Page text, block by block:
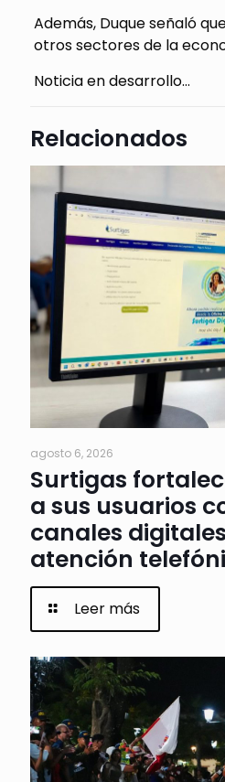
Además, Duque señaló
otros sectores de la
Noticia en desarrollo…
Relacionados
agosto 6, 2026
Surtigas
a sus usuarios
canales
atención
Leer más